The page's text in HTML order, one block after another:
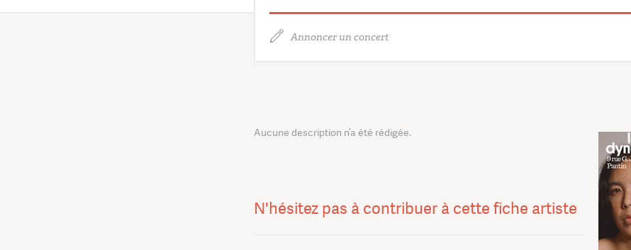
Annoncer un concert
Aucune description n’a été rédigée.
N'hésitez pas à contribuer à cette fiche artiste